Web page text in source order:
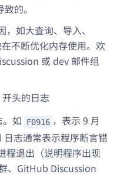
的。
如大查询、导入、
不断优化内存使用。欢
或 dev 邮件组
头的日志
如
F0916 ，表示 9 月
志通常表示程序断言错
程退出（说明程序出现
、GitHub Discussion